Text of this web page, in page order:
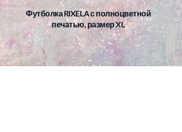
Футболка RIXELA с полноцветной
печатью, размер XL